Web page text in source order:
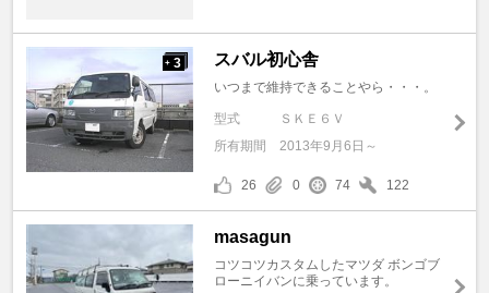
+ 3 スバル初心舎
いつまで維持できることやら・・・。
型式
ＳＫＥ６Ｖ
所有期間
2013年9月6日～
26 0 74 122
masagun
コツコツカスタムしたマツダ ボンゴブ
ローニイバンに乗っています。